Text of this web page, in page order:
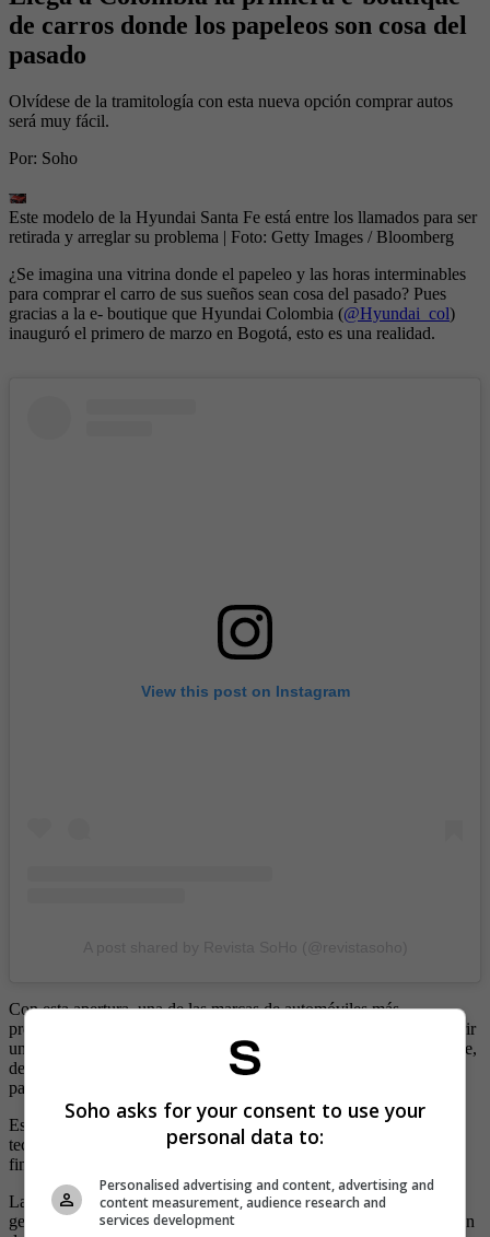
de carros donde los papeleos son cosa del
pasado
Olvídese de la tramitología con esta nueva opción comprar autos
será muy fácil.
Por: Soho
Este modelo de la Hyundai Santa Fe está entre los llamados para ser
retirada y arreglar su problema | Foto: Getty Images / Bloomberg
¿Se imagina una vitrina donde el papeleo y las horas interminables
para comprar el carro de sus sueños sean cosa del pasado? Pues
gracias a la e- boutique que Hyundai Colombia (@Hyundai_col)
inauguró el primero de marzo en Bogotá, esto es una realidad.
View this post on Instagram
Con esta apertura, una de las marcas de automóviles más
prestigiosas del mundo busca fortalecer el mercado, además de abrir
uno de los primeros espacios que ofrece una experiencia digital que,
de seguro, marcará el inicio de exhibición de vehículos en nuestro
país con esta tecnología.
Este lugar cuenta con una experiencia 360 en donde el uso de la
tecnología es utilizado para gestionar pagos, trámites de
financiación, visibilidad de portafolio y compra de accesorios.
La E-Boutique es una vitrina más pequeña y está pensada para
generar una experiencia más cercana, a la medida de los clientes, en
Soho asks for your consent to use your
personal data to:
Personalised advertising and content, advertising and
content measurement, audience research and
services development